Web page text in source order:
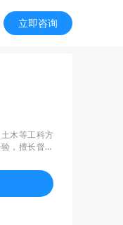
立即咨询
木等工科方
，擅长督促
学生在“西门
战赛、高校电
全国BIM建